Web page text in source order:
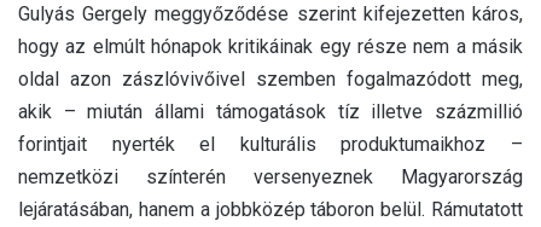
Gulyás Gergely meggyőződése szerint kifejezetten káros,
hogy az elmúlt hónapok kritikáinak egy része nem a másik
oldal azon zászlóvivőivel szemben fogalmazódott meg,
akik – miután állami támogatások tíz illetve százmillió
forintjait nyerték el kulturális produktumaikhoz –
nemzetközi színterén versenyeznek Magyarország
lejáratásában, hanem a jobbközép táboron belül. Rámutatott